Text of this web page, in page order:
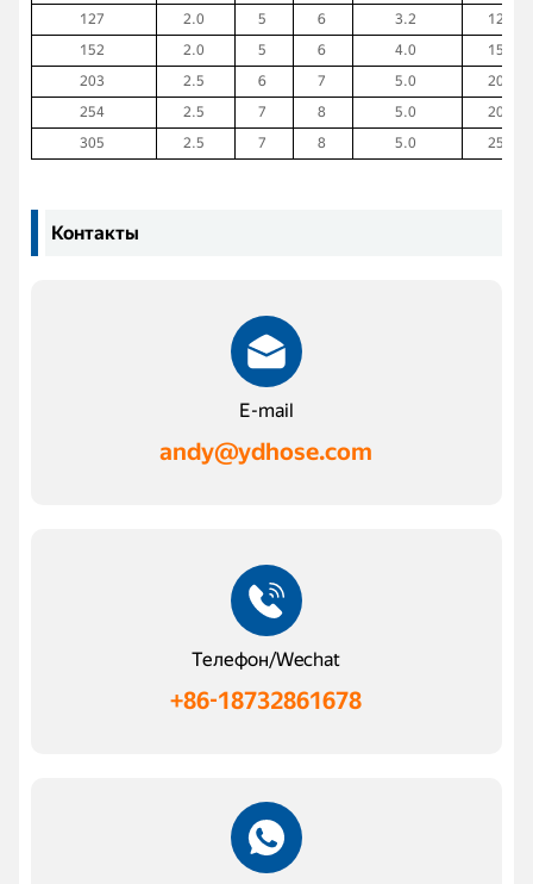
127
2.0 5 6 3.2
125
152
2.0 5 6 4.0
150
203
2.5 6 7 5.0
200
254
2.5 7 8 5.0
200
305
2.5 7 8 5.0 250
Контакты
E-mail
andy@ydhose.com
Телефон/Wechat
+86-18732861678